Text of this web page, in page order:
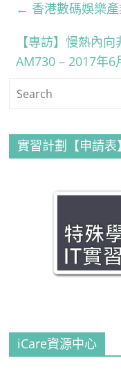
← 香港數碼娛樂
【專訪】慢熱內
AM730 – 2017年6
實習計劃【申請表】
iCare資源中心